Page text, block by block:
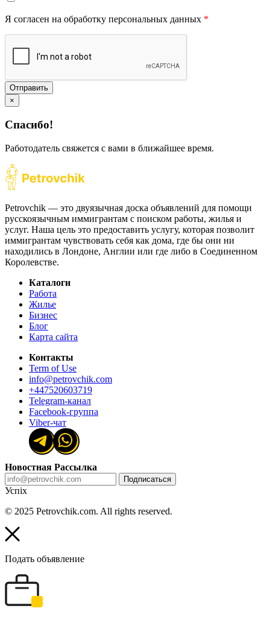
Я согласен на обработку персональных данных *
Отправить
×
Спасибо!
Работодатель свяжется с вами в ближайшее время.
Petrovchik — это двуязычная доска объявлений для помощи
русскоязычным иммигрантам с поиском работы, жилья и
услуг. Наша цель это предоставить услугу, которая позволит
иммигрантам чувствовать себя как дома, где бы они ни
находились в Лондоне, Англии или где либо в Соединенном
Королевстве.
Каталоги
Работа
Жилье
Бизнес
Блог
Карта сайта
Контакты
Term of Use
info@petrovchik.com
+447520603719
Telegram-канал
Facebook-группа
Viber-чат
Новостная Рассылка
Подписаться
Успіх
© 2025 Petrovchik.com. All rights reserved.
Подать объявление